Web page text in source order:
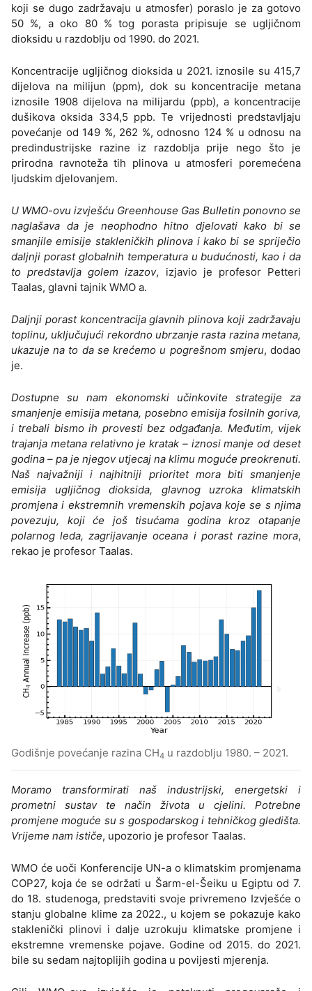
koji se dugo zadržavaju u atmosfer) poraslo je za gotovo
50 %, a oko 80 % tog porasta pripisuje se ugljičnom
dioksidu u razdoblju od 1990. do 2021.
Koncentracije ugljičnog dioksida u 2021. iznosile su 415,7
dijelova na milijun (ppm), dok su koncentracije metana
iznosile 1908 dijelova na milijardu (ppb), a koncentracije
dušikova oksida 334,5 ppb. Te vrijednosti predstavljaju
povećanje od 149 %, 262 %, odnosno 124 % u odnosu na
predindustrijske razine iz razdoblja prije nego što je
prirodna ravnoteža tih plinova u atmosferi poremećena
ljudskim djelovanjem.
U WMO-ovu izvješću Greenhouse Gas Bulletin ponovno se
naglašava da je neophodno hitno djelovati kako bi se
smanjile emisije stakleničkih plinova i kako bi se spriječio
daljnji porast globalnih temperatura u budućnosti, kao i da
to predstavlja golem izazov, izjavio je profesor Petteri
Taalas, glavni tajnik WMO a.
Daljnji porast koncentracija glavnih plinova koji zadržavaju
toplinu, uključujući rekordno ubrzanje rasta razina metana,
ukazuje na to da se krećemo u pogrešnom smjeru, dodao
je.
Dostupne su nam ekonomski učinkovite strategije za
smanjenje emisija metana, posebno emisija fosilnih goriva,
i trebali bismo ih provesti bez odgađanja. Međutim, vijek
trajanja metana relativno je kratak – iznosi manje od deset
godina – pa je njegov utjecaj na klimu moguće preokrenuti.
Naš najvažniji i najhitniji prioritet mora biti smanjenje
emisija ugljičnog dioksida, glavnog uzroka klimatskih
promjena i ekstremnih vremenskih pojava koje se s njima
povezuju, koji će još tisućama godina kroz otapanje
polarnog leda, zagrijavanje oceana i porast razine mora,
rekao je profesor Taalas.
Godišnje povećanje razina CH4 u razdoblju 1980. – 2021.
Moramo transformirati naš industrijski, energetski i
prometni sustav te način života u cjelini. Potrebne
promjene moguće su s gospodarskog i tehničkog gledišta.
Vrijeme nam ističe, upozorio je profesor Taalas.
WMO će uoči Konferencije UN-a o klimatskim promjenama
COP27, koja će se održati u Šarm-el-Šeiku u Egiptu od 7.
do 18. studenoga, predstaviti svoje privremeno Izvješće o
stanju globalne klime za 2022., u kojem se pokazuje kako
staklenički plinovi i dalje uzrokuju klimatske promjene i
ekstremne vremenske pojave. Godine od 2015. do 2021.
bile su sedam najtoplijih godina u povijesti mjerenja.